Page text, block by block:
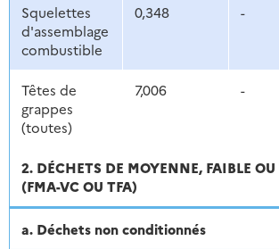
Squelettes
d'assemblage
combustible
0,348 -
Têtes de
grappes
(toutes)
7,006 -
2. DÉCHETS DE MOYENNE, FAIBLE
(FMA-VC OU TFA)
a. Déchets non conditionnés